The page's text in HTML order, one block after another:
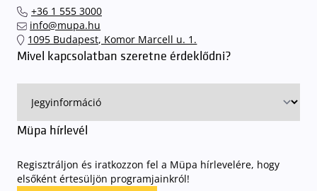
+36 1 555 3000
info@mupa.hu
1095 Budapest, Komor Marcell u. 1.
Mivel kapcsolatban szeretne érdeklődni?
Müpa hírlevél
Regisztráljon és iratkozzon fel a Müpa hírlevelére, hogy
elsőként értesüljön programjainkról!